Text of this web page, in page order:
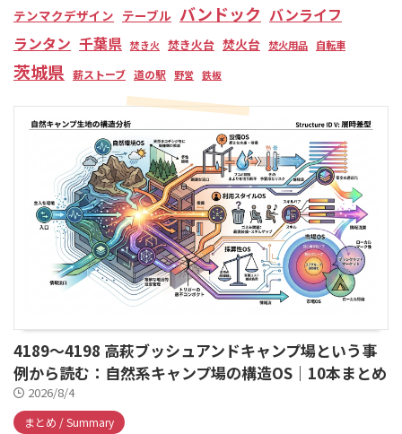
テンマクデザイン テーブル バンドック バンライフ
ランタン 千葉県 焚き火 焚き火台 焚火台 焚火用品 自転車
茨城県 薪ストーブ 道の駅 野営 鉄板
4189～4198 高萩ブッシュアンドキャンプ場という事
例から読む：自然系キャンプ場の構造OS｜10本まとめ
2026/8/4
まとめ / Summary